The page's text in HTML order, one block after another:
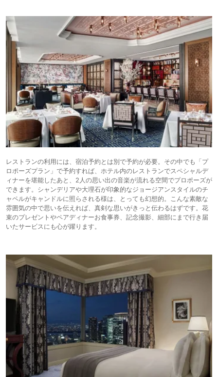
レストランの利用には、宿泊予約とは別で予約が必要。その中でも「プ
ロポーズプラン」で予約すれば、ホテル内のレストランでスペシャルデ
ィナーを堪能したあと、2人の思い出の音楽が流れる空間でプロポーズが
できます。シャンデリアや大理石が印象的なジョージアンスタイルのチ
ャペルがキャンドルに照らされる様は、とっても幻想的。こんな素敵な
雰囲気の中で思いを伝えれば、真剣な思いがきっと伝わるはずです。花
束のプレゼントやペアディナーお食事券、記念撮影、細部にまで行き届
いたサービスにも心が躍ります。